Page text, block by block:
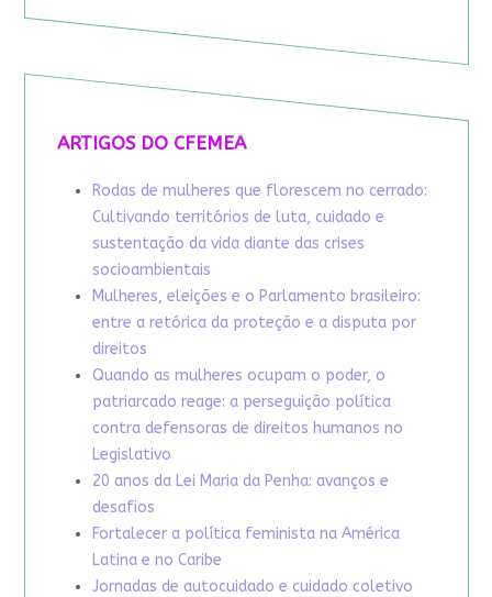
ARTIGOS DO CFEMEA
Rodas de mulheres que florescem no cerrado:
Cultivando territórios de luta, cuidado e
sustentação da vida diante das crises
socioambientais
Mulheres, eleições e o Parlamento brasileiro:
entre a retórica da proteção e a disputa por
direitos
Quando as mulheres ocupam o poder, o
patriarcado reage: a perseguição política
contra defensoras de direitos humanos no
Legislativo
20 anos da Lei Maria da Penha: avanços e
desafios
Fortalecer a política feminista na América
Latina e no Caribe
Jornadas de autocuidado e cuidado coletivo